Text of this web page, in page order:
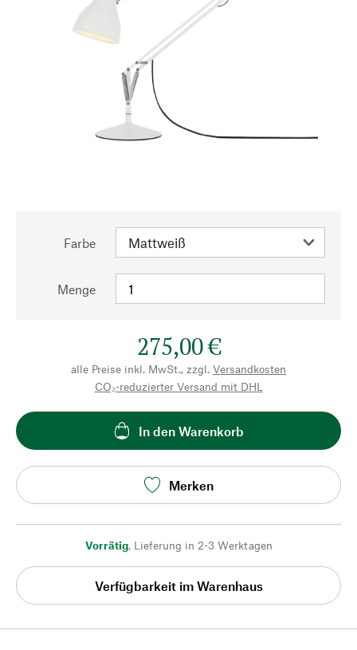
Farbe
Menge
275,00 €
alle Preise inkl. MwSt., zzgl. Versandkosten
CO₂-reduzierter Versand mit DHL
In den Warenkorb
Merken
Vorrätig, Lieferung in 2-3 Werktagen
Verfügbarkeit im Warenhaus